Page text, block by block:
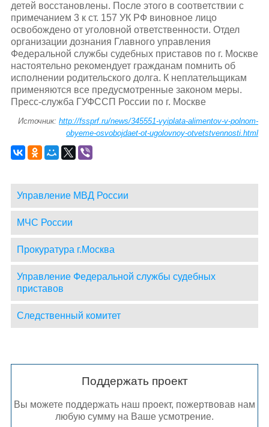
детей восстановлены. После этого в соответствии с
примечанием 3 к ст. 157 УК РФ виновное лицо
освобождено от уголовной ответственности. Отдел
организации дознания Главного управления
Федеральной службы судебных приставов по г. Москве
настоятельно рекомендует гражданам помнить об
исполнении родительского долга. К неплательщикам
применяются все предусмотренные законом меры.
Пресс-служба ГУФССП России по г. Москве
Источник:http://fssprf.ru/news/345551-vyiplata-alimentov-v-polnom-
obyeme-osvobojdaet-ot-ugolovnoy-otvetstvennosti.html
Управление МВД России
МЧС России
Прокуратура г.Москва
Управление Федеральной службы судебных
приставов
Следственный комитет
Поддержать проект
Вы можете поддержать наш проект, пожертвовав нам
любую сумму на Ваше усмотрение.